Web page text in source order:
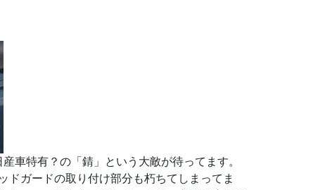
車特有？の「錆」という大敵が待ってます。
ガードの取り付け部分も朽ちてしまってま